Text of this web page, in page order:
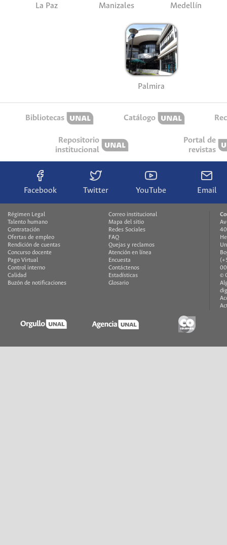
La Paz Manizales Medellín
Palmira
Bibliotecas Catálogo
Repositorio
institucional
Portal de
revistas
Facebook Twitter YouTube Email
Régimen Legal
Talento humano
Contratación
Ofertas de empleo
Rendición de cuentas
Concurso docente
Pago Virtual
Control interno
Calidad
Buzón de notificaciones
Correo institucional
Mapa del sitio
Redes Sociales
FAQ
Quejas y reclamos
Atención en línea
Encuesta
Contáctenos
Estadísticas
Glosario
©